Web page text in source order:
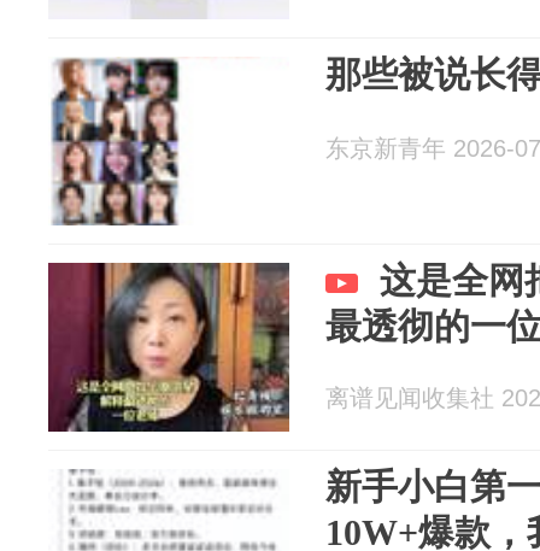
那些被说长
东京新青年 2026-
这是全网
最透彻的一
离谱见闻收集社
新手小白第
10W+爆款